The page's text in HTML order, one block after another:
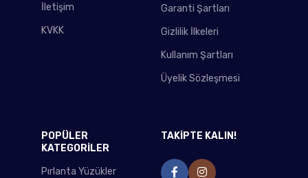
İletişim
KVKK
Garanti Şartları
Gizlilik İlkeleri
Kullanım Şartları
Üyelik Sözleşmesi
POPÜLER
KATEGORİLER
Pırlanta Yüzükler
TAKİPTE KALIN!